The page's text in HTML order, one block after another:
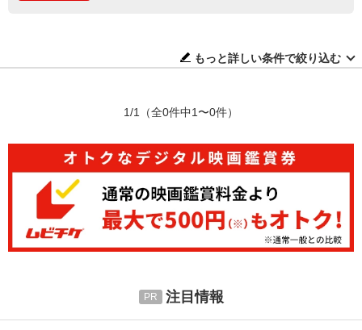
もっと詳しい条件で絞り込む
1/1 （全0件中1〜0件）
注目情報